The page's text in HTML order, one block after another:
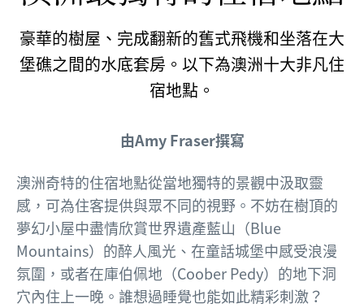
豪華的樹屋、完成翻新的舊式飛機和坐落在大
堡礁之間的水底套房。以下為澳洲十大非凡住
宿地點。
由Amy Fraser撰寫
澳洲奇特的住宿地點從當地獨特的景觀中汲取靈
感，可為住客提供與眾不同的視野。不妨在樹頂的
夢幻小屋中盡情欣賞世界遺產藍山（Blue
Mountains）的醉人風光、在童話城堡中感受浪漫
氛圍，或者在庫伯佩地（Coober Pedy）的地下洞
穴內住上一晚。誰想過睡覺也能如此精彩刺激？